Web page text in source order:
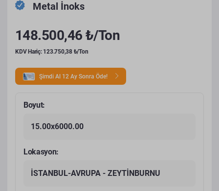
Metal İnoks
148.500,46 ₺/Ton
KDV Hariç: 123.750,38 ₺/Ton
Şimdi Al 12 Ay Sonra Öde!
Boyut:
15.00x6000.00
Lokasyon:
İSTANBUL-AVRUPA - ZEYTİNBURNU